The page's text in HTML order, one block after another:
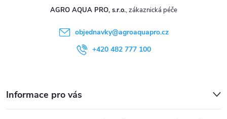
AGRO AQUA PRO, s.r.o.
objednavky@agroaquapro.cz
+420 482 777 100
Informace pro vás